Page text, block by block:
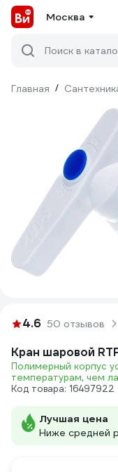
Москва
Поиск в
Главная /
4.6 50 отзывов
Кран шаровой
Полимерный корпус
температурам, чем
Код товара: 16497922
Лучшая цена
Ниже средней